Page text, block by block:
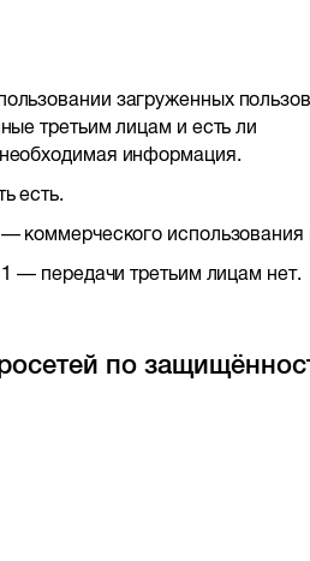
загруженных
третьим лицам и есть ли
информация.
есть.
коммерческого использования
— передачи третьим лицам нет.
по